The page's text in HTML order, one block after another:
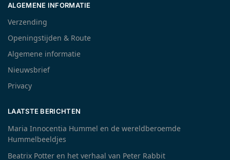
ALGEMENE INFORMATIE
Verzending
Openingstijden & Route
Algemene informatie
Nieuwsbrief
Privacy
LAATSTE BERICHTEN
Maria Innocentia Hummel en de wereldberoemde
Hummelbeeldjes
Beatrix Potter en het verhaal van Peter Rabbit